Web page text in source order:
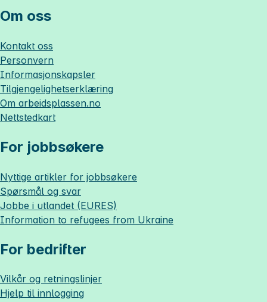
Om oss
Kontakt oss
Personvern
Informasjonskapsler
Tilgjengelighetserklæring
Om arbeidsplassen.no
Nettstedkart
For jobbsøkere
Nyttige artikler for jobbsøkere
Spørsmål og svar
Jobbe i utlandet (EURES)
Information to refugees from Ukraine
For bedrifter
Vilkår og retningslinjer
Hjelp til innlogging